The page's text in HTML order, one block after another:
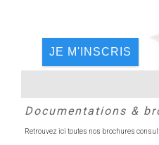
JE M'INSCRIS
Documentations &
Retrouvez ici toutes nos brochures